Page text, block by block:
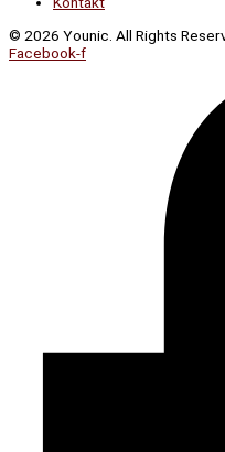
© 2026 Younic. All Rights
Facebook-f